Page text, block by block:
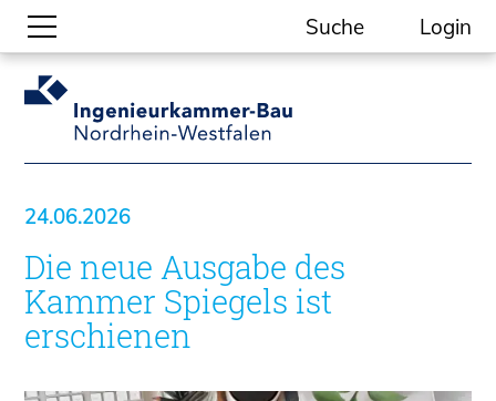
Suche
Gesellschaftliche Themen
Aktuelle Meldungen
Kein Ding ohne ING.
Ingenieurkammer-Bau NRW
Willkommen bei der Kammer
Aufgaben
Gremien
Geschäftsstelle
Login
24.06.2026
Die neue Ausgabe des
Kammer Spiegels ist
erschienen